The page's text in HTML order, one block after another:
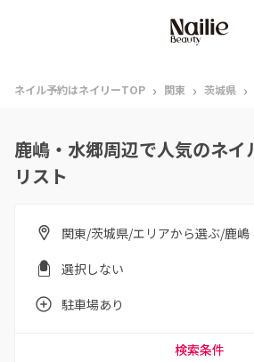
ネイル予約はネイリーTOP › 関東 › 茨城県 ›
鹿嶋・水郷周辺で人気のネイ
リスト
関東/茨城県/エリアから選ぶ/鹿嶋
選択しない
駐車場あり
検索条件